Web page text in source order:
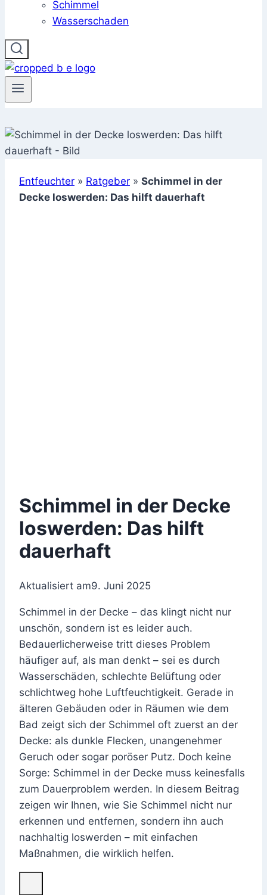
Schimmel
Wasserschaden
Entfeuchter » Ratgeber » Schimmel in der
Decke loswerden: Das hilft dauerhaft
Schimmel in der Decke
loswerden: Das hilft
dauerhaft
Aktualisiert am9. Juni 2025
Schimmel in der Decke – das klingt nicht nur
unschön, sondern ist es leider auch.
Bedauerlicherweise tritt dieses Problem
häufiger auf, als man denkt – sei es durch
Wasserschäden, schlechte Belüftung oder
schlichtweg hohe Luftfeuchtigkeit. Gerade in
älteren Gebäuden oder in Räumen wie dem
Bad zeigt sich der Schimmel oft zuerst an der
Decke: als dunkle Flecken, unangenehmer
Geruch oder sogar poröser Putz. Doch keine
Sorge: Schimmel in der Decke muss keinesfalls
zum Dauerproblem werden. In diesem Beitrag
zeigen wir Ihnen, wie Sie Schimmel nicht nur
erkennen und entfernen, sondern ihn auch
nachhaltig loswerden – mit einfachen
Maßnahmen, die wirklich helfen.